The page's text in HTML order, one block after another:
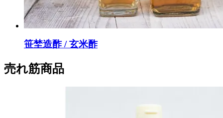
笹埜造酢 / 玄米酢
売れ筋商品